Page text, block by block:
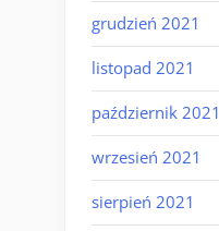
grudzień 2021
listopad 2021
październik 2021
wrzesień 2021
sierpień 2021